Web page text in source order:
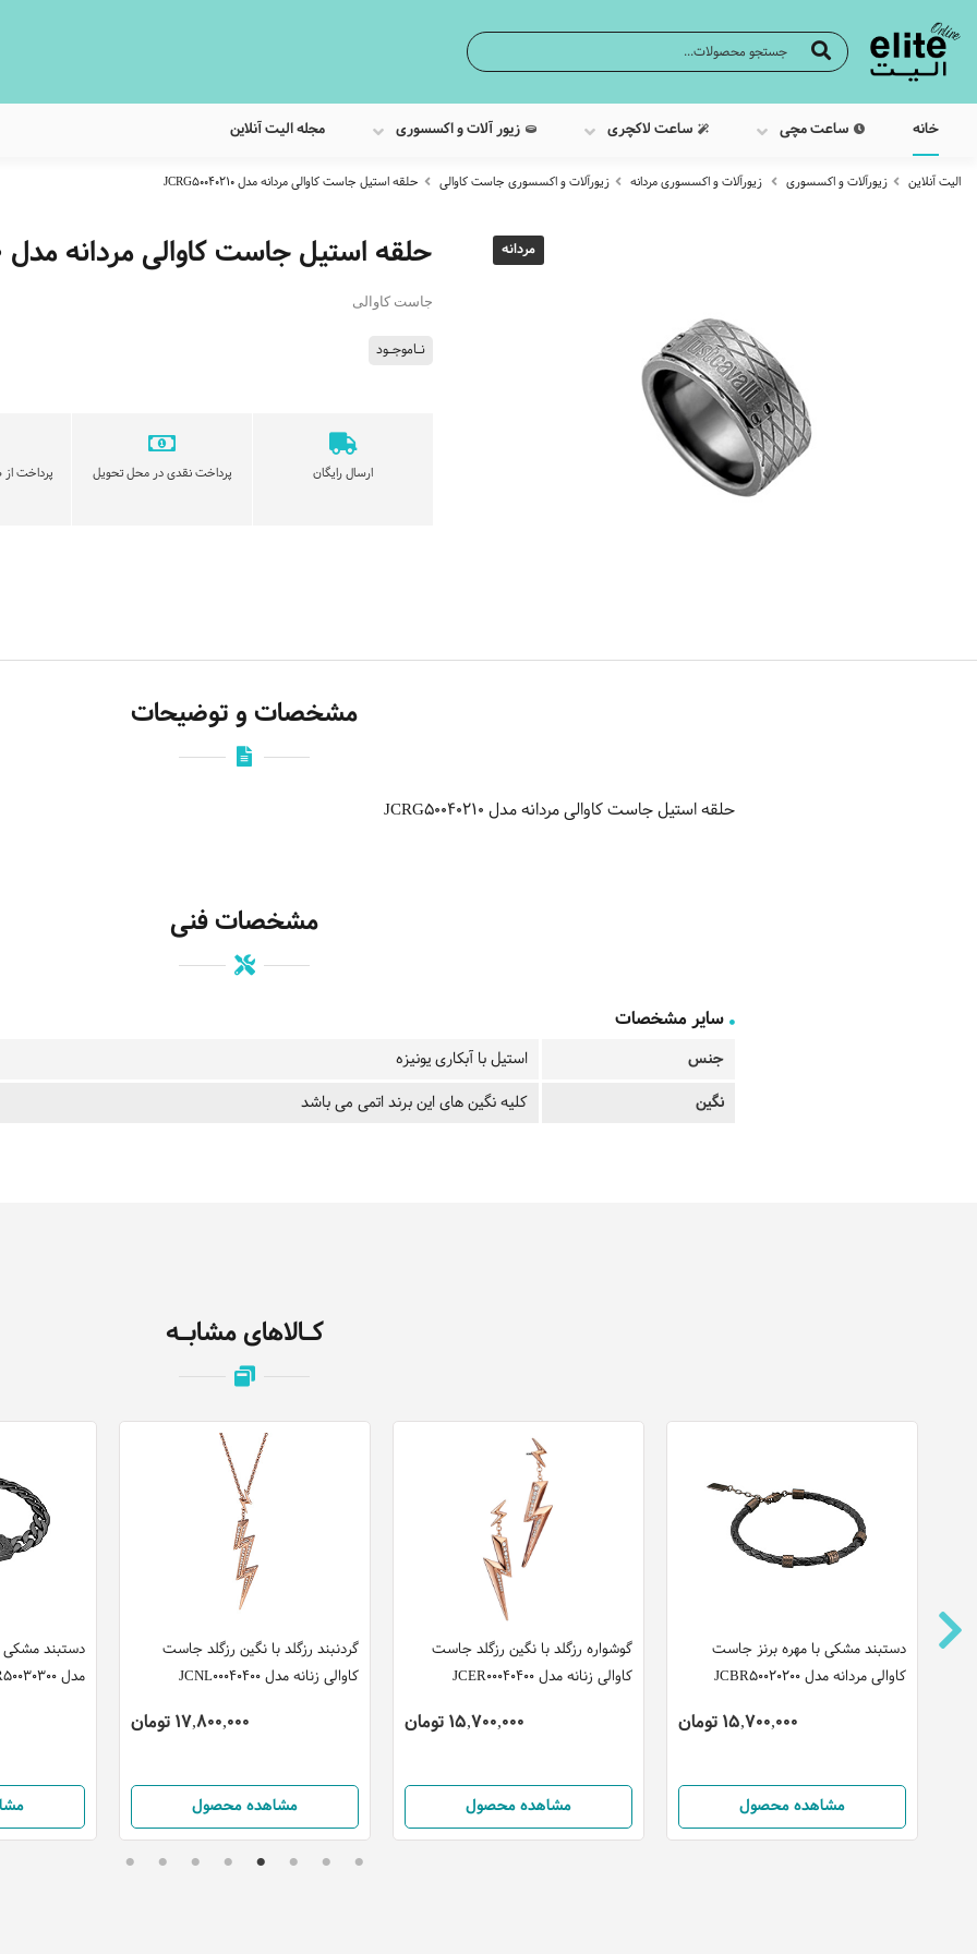
خانه ساعت مچی ساعت لاکچری زیور آلات و اکسسوری مجله الیت آنلاین
الیت آنلاین زیورآلات و اکسسوری زیورآلات و اکسسوری مردانه زیورآلات و اکسسوری جاست کاوالی حلقه استیل جاست کاوالی مردانه مدل JCRG50040210
مردانه حلقه استیل جاست کاوالی مردانه مدل JCRG50040210
جاست کاوالی
نـاموجـود
ارسال رایگان پرداخت نقدی در محل تحویل پرداخت از
مشخصات و توضیحات
حلقه استیل جاست کاوالی مردانه مدل JCRG50040210
مشخصات فنی
سایر مشخصات
جنس
استیل با آبکاری یونیزه
نگین
کلیه نگین های این برند اتمی می باشد
کـالاهای مشابـه
دستبند مشکی
مدل JCBR50030300
گردنبند رزگلد با نگین رزگلد جاست
کاوالی زنانه مدل JCNL00040400
17,800,000 تومان
مشاهده محصول
گوشواره رزگلد با نگین رزگلد جاست
کاوالی زنانه مدل JCER00040400
15,700,000 تومان
مشاهده محصول
دستبند مشکی با مهره برنز جاست
کاوالی مردانه مدل JCBR50020200
15,700,000 تومان
مشاهده محصول